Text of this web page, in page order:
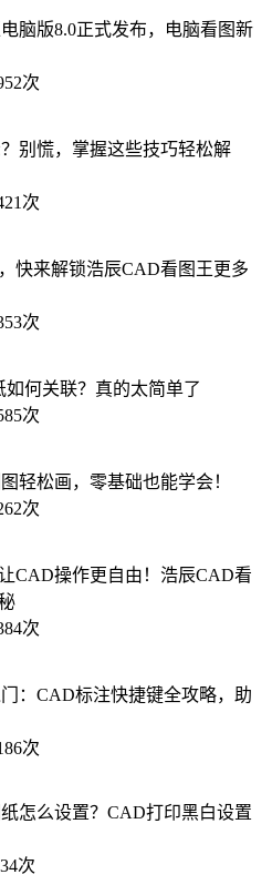
脑版8.0正式发布，电脑看图新
次
别慌，掌握这些技巧轻松解
次
快来解锁浩辰CAD看图王更多
次
如何关联？真的太简单了
次
轻松画，零基础也能学会！
次
CAD操作更自由！浩辰CAD看
次
：CAD标注快捷键全攻略，助
次
怎么设置？CAD打印黑白设置
次